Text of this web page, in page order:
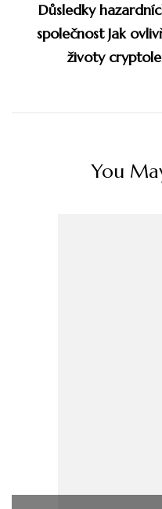
Důsledky
společnost Jak
životy
You